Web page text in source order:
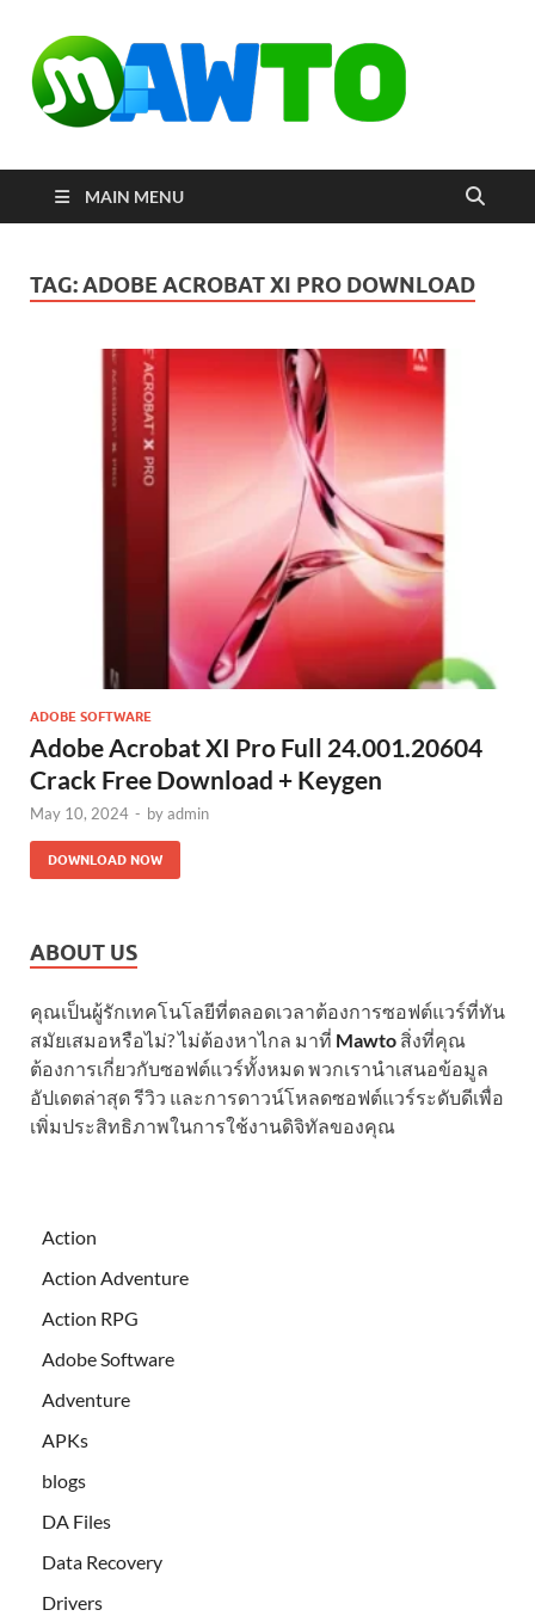
ครอบลิงค์
MAIN MENU
TAG:ADOBE ACROBAT XI PRO DOWNLOAD
ADOBE SOFTWARE
Adobe Acrobat XI Pro Full 24.001.20604
Crack Free Download + Keygen
May 10, 2024 - byadmin
DOWNLOAD NOW
ABOUT US
คุณเป็นผู้รักเทคโนโลยีที่ตลอดเวลาต้องการซอฟต์แวร์ที่ทัน
สมัยเสมอหรือไม่? ไม่ต้องหาไกล มาที่ Mawto สิ่งที่คุณ
ต้องการเกี่ยวกับซอฟต์แวร์ทั้งหมด พวกเรานำเสนอข้อมูล
อัปเดตล่าสุด รีวิว และการดาวน์โหลดซอฟต์แวร์ระดับดีเพื่อ
เพิ่มประสิทธิภาพในการใช้งานดิจิทัลของคุณ
Action
Action Adventure
Action RPG
Adobe Software
Adventure
APKs
blogs
DA Files
Data Recovery
Drivers